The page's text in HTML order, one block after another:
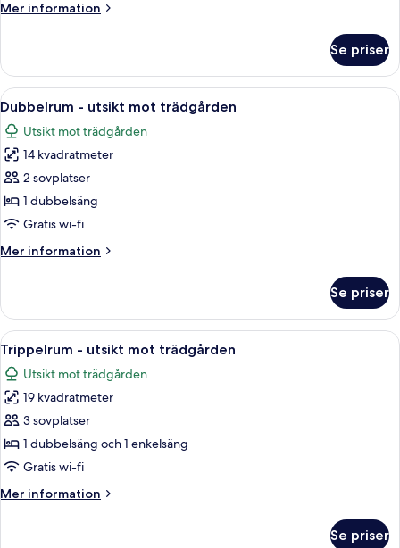
Mer information
Mer
Room,
Garden
View
Se priser
Öppna
alla
foton
för
Dubbelrum
-
utsikt
trädgården
Ett rum med en stor säng, två
9
Dubbelrum - utsikt mot trädgården
Utsikt mot trädgården
14 kvadratmeter
2 sovplatser
1 dubbelsäng
Gratis wi-fi
Mer information
Mer
-
utsikt
mot
trädgården
Se priser
Öppna
alla
foton
för
Trippelrum
-
utsikt
trädgården
Ett rum med två sängar, ett träskåp,
6
Trippelrum - utsikt mot trädgården
Utsikt mot trädgården
19 kvadratmeter
3 sovplatser
1 dubbelsäng och 1 enkelsäng
Gratis wi-fi
Mer information
Mer
Se priser